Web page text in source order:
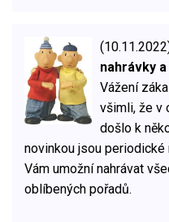
nahrávky
Vážení
všimli, že v
došlo k
novinkou jsou periodické
Vám umožní nahrávat
oblíbených pořadů.